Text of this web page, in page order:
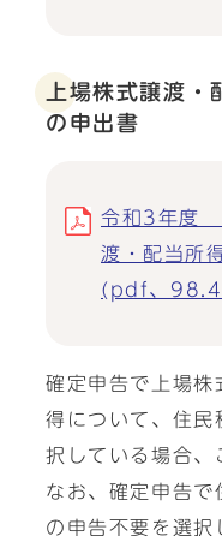
上場株式譲渡
の申出書
令和3年度
渡・配当所
(pdf、
確定申告で上場株
得について、住民
択している場合、
なお、確定申告で
の申告不要を選択